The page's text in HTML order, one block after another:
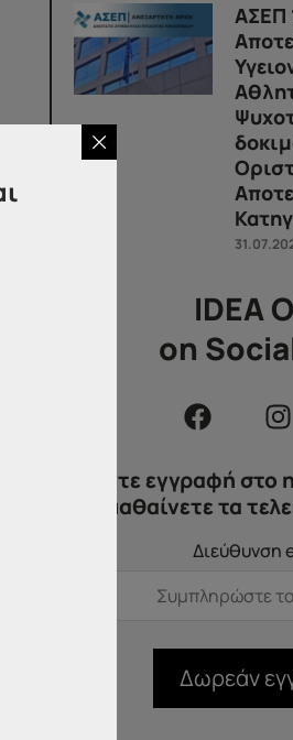
ΑΣΕΠ
IDEA
on
Κάντε εγγραφή
να μαθαίνετε τα
Διεύθυνση
Δωρεάν